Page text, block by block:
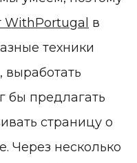
WithPortugal в
техники
бы предлагать
страницу о
Через несколько